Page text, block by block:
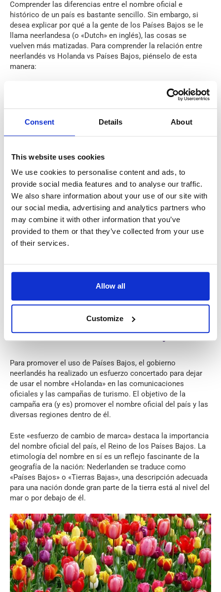
Consent Details About
This website uses cookies
We use cookies to personalise content and ads, to
provide social media features and to analyse our traffic.
We also share information about your use of our site with
our social media, advertising and analytics partners who
may combine it with other information that you’ve
provided to them or that they’ve collected from your use
of their services.
Allow all
Customize
Comprender las diferencias entre el nombre oficial e
histórico de un país es bastante sencillo. Sin embargo, si
desea explicar por qué a la gente de los Países Bajos se le
llama neerlandesa (o «Dutch» en inglés), las cosas se
vuelven más matizadas. Para comprender la relación entre
neerlandés vs Holanda vs Países Bajos, piénselo de esta
manera:
Holanda es la región más famosa dentro de ese país.
Neerlandés (o «Dutch» en inglés) es el término para la
gente, el idioma y todo lo relacionado con los Países
Una persona que es de los Países Bajos es neerlandesa, al
igual que el idioma que habla. Abrazan la cultura
neerlandesa, pero eso no significa que también sean de
Holanda. Si alguien nace en Ámsterdam, por ejemplo, puede
decir que es de Holanda y de los Países Bajos al mismo
tiempo. Sin embargo, si son de Maastricht, que es una
ciudad en la provincia de Limburgo, son de los Países Bajos,
pero no son de Holanda.
Este es un punto crítico para recordar, especialmente para
y correcto, Países Bajos, muestra respeto por la plena
diversidad de la nación y su gente, que provienen de las doce
provincias, no solo de las dos famosas.
De «Holanda» a «Países Bajos»
Para promover el uso de Países Bajos, el gobierno
neerlandés ha realizado un esfuerzo concertado para dejar
de usar el nombre «Holanda» en las comunicaciones
oficiales y las campañas de turismo. El objetivo de la
campaña era (y es) promover el nombre oficial del país y las
diversas regiones dentro de él.
Este «esfuerzo de cambio de marca» destaca la importancia
del nombre oficial del país, el Reino de los Países Bajos. La
etimología del nombre en sí es un reflejo fascinante de la
geografía de la nación: Nederlanden se traduce como
«Países Bajos» o «Tierras Bajas», una descripción adecuada
para una nación donde gran parte de la tierra está al nivel del
mar o por debajo de él.